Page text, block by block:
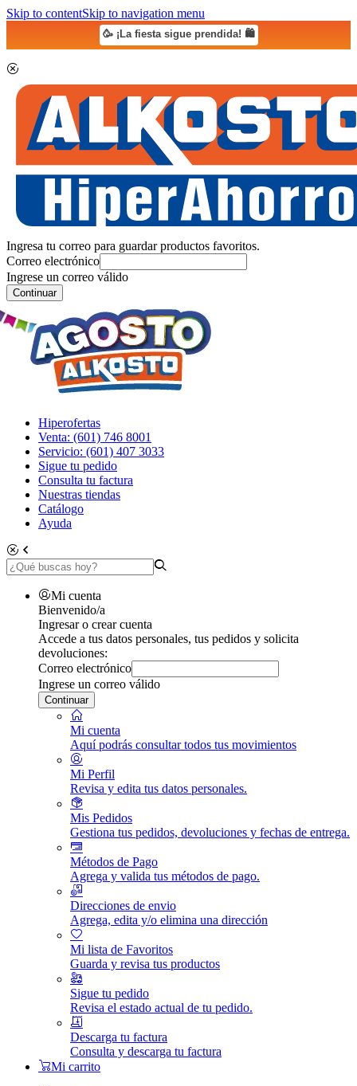
Skip to contentSkip to navigation menu
🥳 ¡La fiesta sigue prendida! 🛍️
Ingresa tu correo para guardar productos favoritos.
Correo electrónico
Ingrese un correo válido
Continuar
Hiperofertas
Venta: (601) 746 8001
Servicio: (601) 407 3033
Sigue tu pedido
Consulta tu factura
Nuestras tiendas
Catálogo
Ayuda
Mi cuenta
Bienvenido/a
Ingresar o crear cuenta
Accede a tus datos personales, tus pedidos y solicita
devoluciones:
Correo electrónico
Ingrese un correo válido
Continuar
Mi cuenta
Aquí podrás consultar todos tus movimientos
Mi Perfil
Revisa y edita tus datos personales.
Mis Pedidos
Gestiona tus pedidos, devoluciones y fechas de entrega.
Métodos de Pago
Agrega y valida tus métodos de pago.
Direcciones de envio
Agrega, edita y/o elimina una dirección
Mi lista de Favoritos
Guarda y revisa tus productos
Sigue tu pedido
Revisa el estado actual de tu pedido.
Descarga tu factura
Consulta y descarga tu factura
Mi carrito